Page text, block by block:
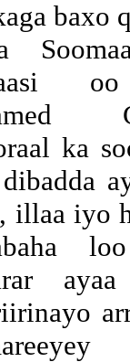
baxo
ka
illaa iyo